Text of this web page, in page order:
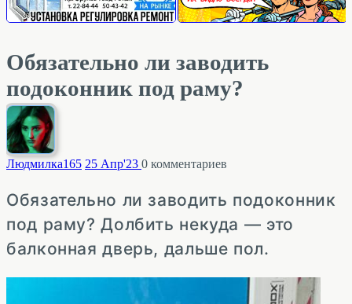
Обязательно ли заводить
подоконник под раму?
Людмилка165 25 Апр'23 0 комментариев
Обязательно ли заводить подоконник
под раму? Долбить некуда — это
балконная дверь, дальше пол.